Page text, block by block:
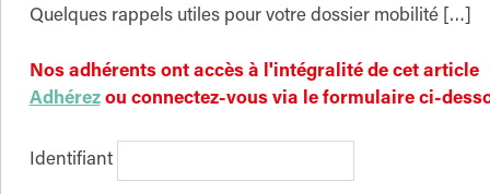
Quelques rappels utiles pour votre dossier mobilité […]
Nos adhérents ont accès à l'intégralité de cet article
Adhérezou connectez-vous via le formulaire ci-
Identifiant